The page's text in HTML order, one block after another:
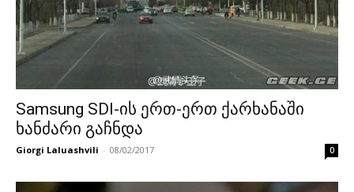
Samsung SDI-ის ერთ-ერთ ქარხანაში
ხანძარი გაჩნდა
Giorgi Laluashvili - 08/02/2017 0